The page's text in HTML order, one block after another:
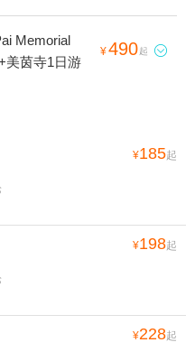
Memorial
美茵寺1日游
¥490起 
¥185起
¥198起
¥228起